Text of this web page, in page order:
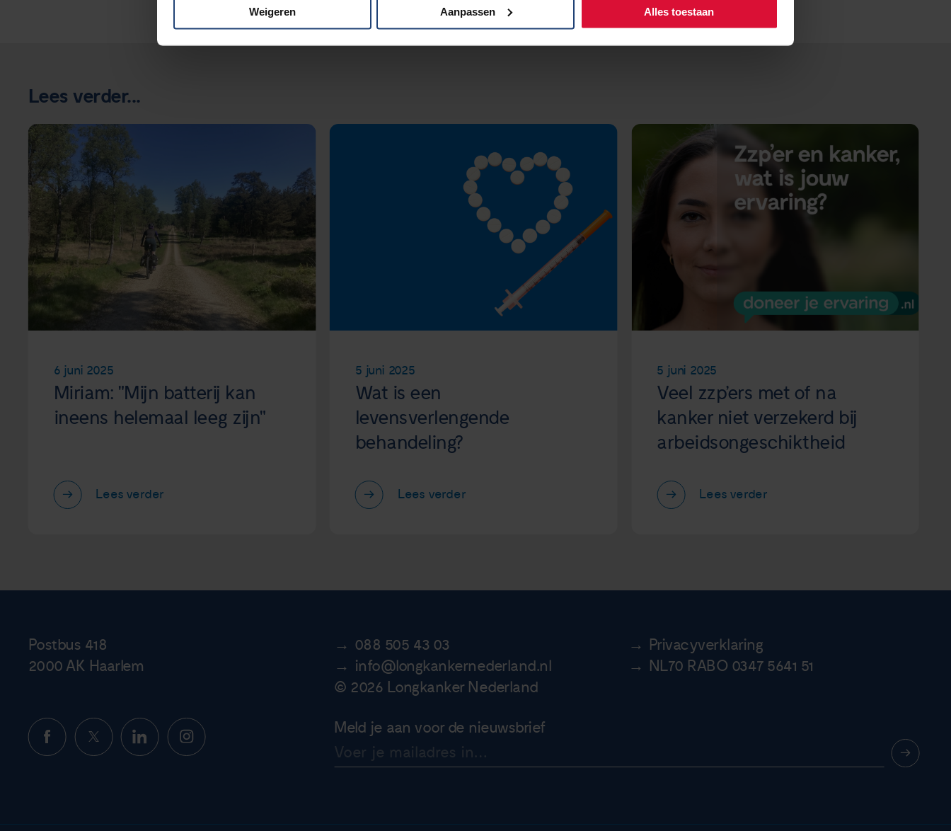
Weigeren Aanpassen Alles toestaan
Lees verder...
6 juni 2025
Miriam: "Mijn batterij kan
ineens helemaal leeg zijn"
Lees verder
5 juni 2025
Wat is een
levensverlengende
behandeling?
Lees verder
5 juni 2025
Veel zzp’ers met of na
kanker niet verzekerd bij
arbeidsongeschiktheid
Lees verder
Postbus 418
2000 AK Haarlem
088 505 43 03
Privacyverklaring
info@longkankernederland.nl
NL70 RABO 0347 5641 51
© 2026 Longkanker Nederland
Meld je aan voor de nieuwsbrief